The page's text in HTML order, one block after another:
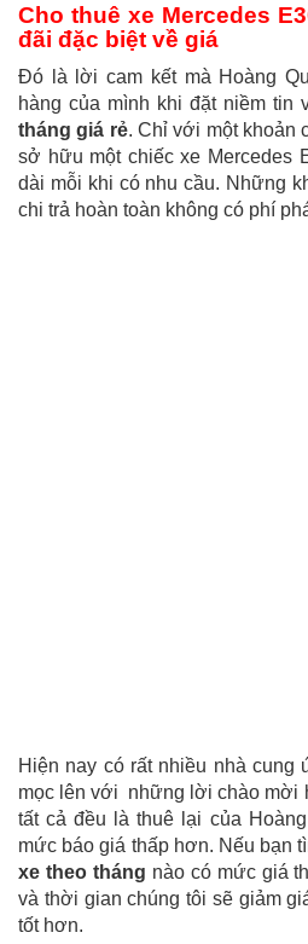
Cho thuê xe Mercedes
đãi đặc biệt về giá
Đó là lời cam kết mà Hoàng
hàng của mình khi đặt niềm tin
tháng giá rẻ. Chỉ với một khoản
sở hữu một chiếc xe Mercedes
dài mỗi khi có nhu cầu. Những
chi trả hoàn toàn không có phí
Hiện nay có rất nhiều nhà cung
mọc lên với những lời chào mời
tất cả đều là thuê lại của
mức báo giá thấp hơn. Nếu bạn
xe theo tháng nào có mức giá
và thời gian chúng tôi sẽ giảm
tốt hơn.